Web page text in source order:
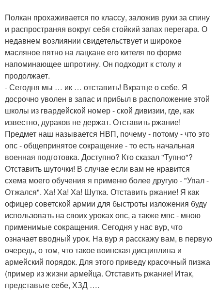
Полкан прохаживается по классу, заложив руки за спину
и распространяя вокруг себя стойкий запах перегара. О
недавнем возлиянии свидетельствует и широкое
масляное пятно на лацкане его кителя по форме
напоминающее шпротину. Он подходит к столу и
продолжает.
- Сегодня мы … ик … отставить! Вкратце о себе. Я
досрочно уволен в запас и прибыл в расположение этой
школы из гвардейской номер - ской дивизии, где, как
известно, дураков не держат. Отставить ржание!
Предмет наш называется НВП, почему - потому - что это
опс - общепринятое сокращение - то есть начальная
военная подготовка. Доступно? Кто сказал "Тупно"?
Отставить шуточки! В случае если вам не нравится
схема моего обучения я применю более другую - "Упал -
Отжался". Ха! Ха! Ха! Шутка. Отставить ржание! Я как
офицер советской армии для быстроты изложения буду
использовать на своих уроках опс, а также мпс - мною
применимые сокращения. Сегодня у нас вур, что
означает вводный урок. На вур я расскажу вам, в первую
очередь, о том, что такое воинская дисциплина и
армейский порядок. Для этого приведу красочный пизжа
(пример из жизни армейца. Отставить ржание! Итак,
представьте себе, ХЗД ….